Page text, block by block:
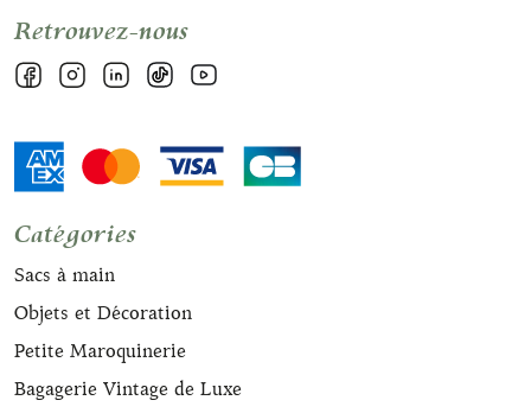
Retrouvez-nous
Catégories
Sacs à main
Objets et Décoration
Petite Maroquinerie
Bagagerie Vintage de Luxe